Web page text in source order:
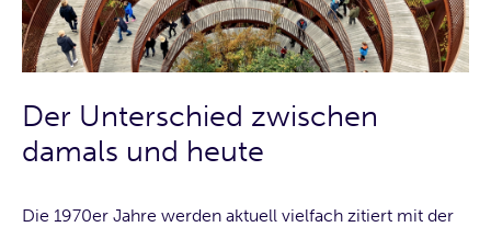
Der Unterschied zwischen
damals und heute
Die 1970er Jahre werden aktuell vielfach zitiert mit der